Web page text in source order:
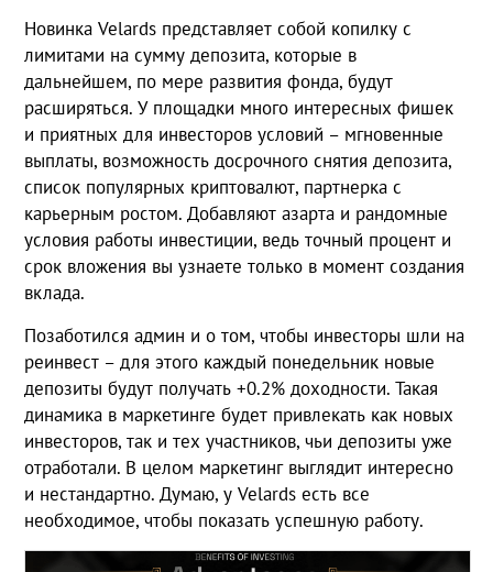
Новинка Velards представляет собой копилку с
лимитами на сумму депозита, которые в
дальнейшем, по мере развития фонда, будут
расширяться. У площадки много интересных фишек
и приятных для инвесторов условий – мгновенные
выплаты, возможность досрочного снятия депозита,
список популярных криптовалют, партнерка с
карьерным ростом. Добавляют азарта и рандомные
условия работы инвестиции, ведь точный процент и
срок вложения вы узнаете только в момент создания
вклада.
Позаботился админ и о том, чтобы инвесторы шли на
реинвест – для этого каждый понедельник новые
депозиты будут получать +0.2% доходности. Такая
динамика в маркетинге будет привлекать как новых
инвесторов, так и тех участников, чьи депозиты уже
отработали. В целом маркетинг выглядит интересно
и нестандартно. Думаю, у Velards есть все
необходимое, чтобы показать успешную работу.